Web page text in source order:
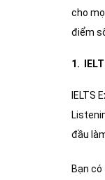
cho
điểm
1.
IELTS
đầu
Bạn